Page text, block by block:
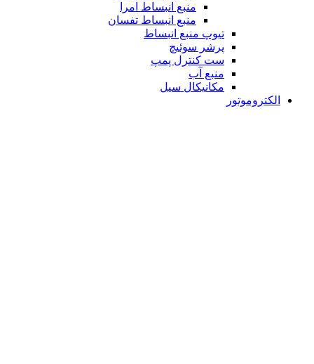
منبع انبساط امرا
منبع انبساط تفسان
تیوپ منبع انبساط
پرشر سوئیچ
ست کنترل پمپ
منبع آب
مکانیکال سیل
الکتروموتور